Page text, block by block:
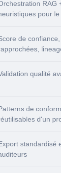
RAG
pour le
de confiance,
qualité
de
d'un
standardisé